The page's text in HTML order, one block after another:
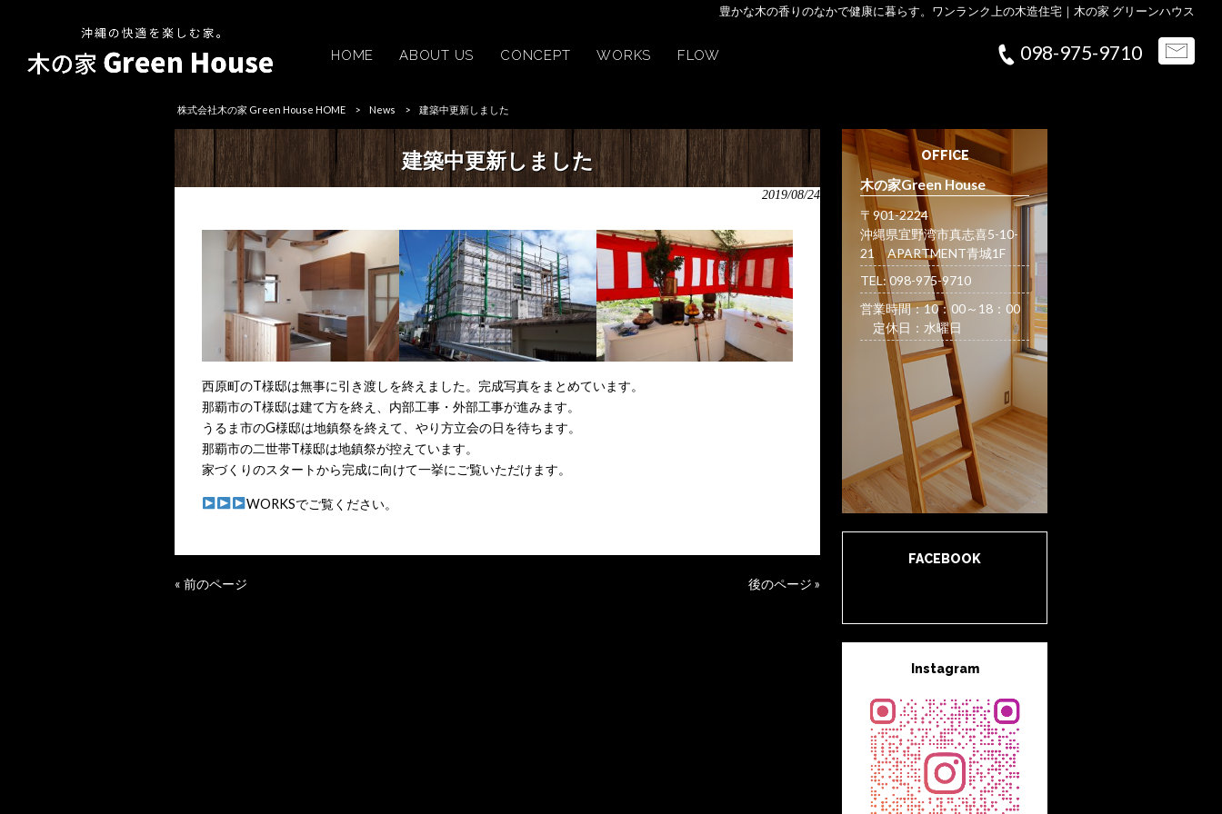
豊かな木の香りのなかで健康に暮らす。ワンランク上の木造住宅｜木の家 グリーンハウス
098-975-9710
HOME ABOUT US CONCEPT WORKS FLOW
株式会社木の家 Green House HOME > News > 建築中更新しました
建築中更新しました
2019/08/24
西原町のT様邸は無事に引き渡しを終えました。完成写真をまとめています。
那覇市のT様邸は建て方を終え、内部工事・外部工事が進みます。
うるま市のG様邸は地鎮祭を終えて、やり方立会の日を待ちます。
那覇市の二世帯T様邸は地鎮祭が控えています。
家づくりのスタートから完成に向けて一挙にご覧いただけます。
WORKSでご覧ください。
« 前のページ 後のページ »
OFFICE
木の家Green House
〒901-2224
沖縄県宜野湾市真志喜5-10-
21 APARTMENT青城1F
TEL: 098-975-9710
営業時間：10：00～18：00
定休日：水曜日
FACEBOOK
Instagram